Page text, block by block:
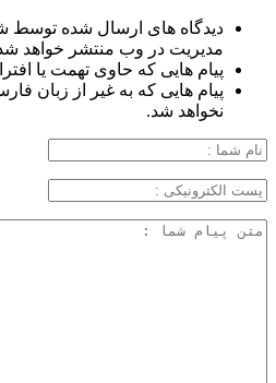
دیدگاه های ارسال شده توسط
مدیریت در وب منتشر خواهد
پیام هایی که حاوی تهمت یا
پیام هایی که به غیر از زبان
نخواهد شد.